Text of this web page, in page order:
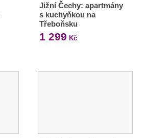
Jižní Čechy: apartmány
s kuchyňkou na
Třeboňsku
1 299 Kč